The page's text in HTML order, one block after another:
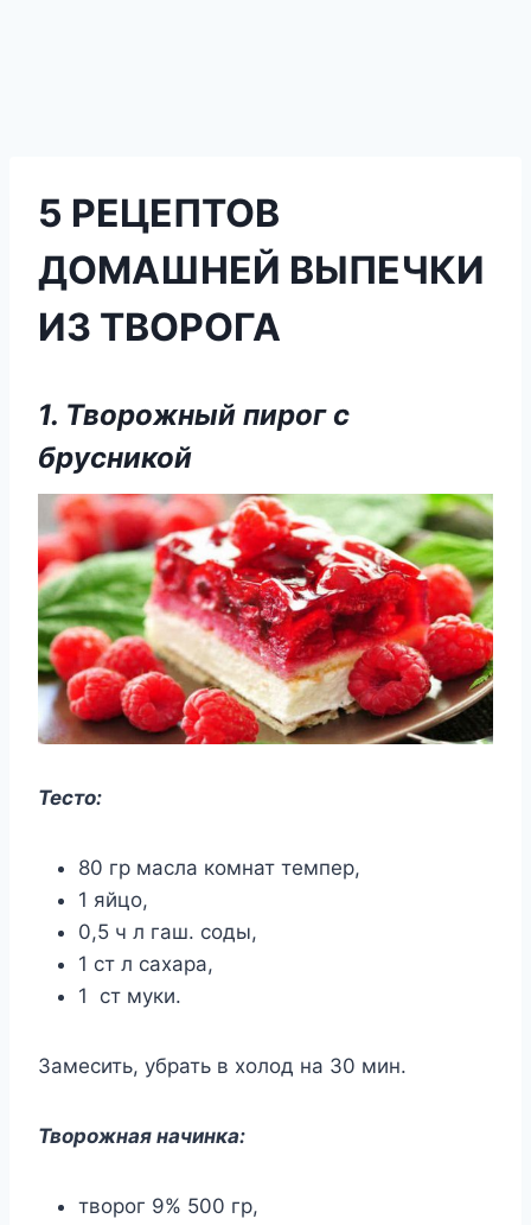
5 РЕЦЕПТОВ
ДОМАШНЕЙ ВЫПЕЧКИ
ИЗ ТВОРОГА
1. Творожный пирог с
брусникой
Тесто:
80 гр масла комнат темпер,
1 яйцо,
0,5 ч л гаш. соды,
1 ст л сахара,
1 ст муки.
Замесить, убрать в холод на 30 мин.
Творожная начинка:
творог 9% 500 гр,